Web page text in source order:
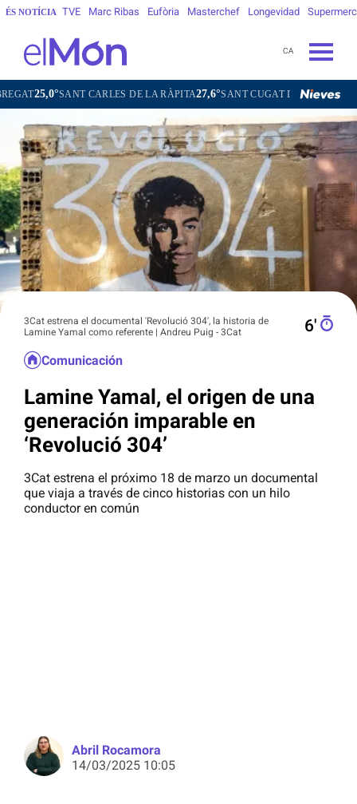
ÉS NOTÍCIA TVE Marc Ribas Eufòria Masterchef Longevidad
CA
CARLES DE LA RÀPITA27,6°SANT CUGAT DEL VALLÈS22,5°
3Cat estrena el documental 'Revolució 304', la historia de
Lamine Yamal como referente | Andreu Puig - 3Cat
6′
Comunicación
Lamine Yamal, el origen de una
generación imparable en
‘Revolució 304’
3Cat estrena el próximo 18 de marzo un documental
que viaja a través de cinco historias con un hilo
conductor en común
Abril Rocamora
14/03/2025 10:05